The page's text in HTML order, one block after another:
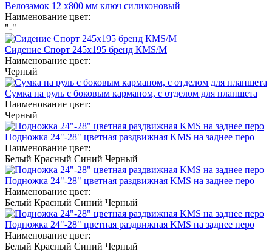
Велозамок 12 х800 мм ключ силиконовый
Наименование цвет:
"-"
Сидение Спорт 245х195 бренд КМS/M
Наименование цвет:
Черный
Сумка на руль с боковым карманом, с отделом для планшета
Наименование цвет:
Черный
Подножка 24"-28" цветная раздвижная KMS на заднее перо
Наименование цвет:
Белый Красный Синий Черный
Подножка 24"-28" цветная раздвижная KMS на заднее перо
Наименование цвет:
Белый Красный Синий Черный
Подножка 24"-28" цветная раздвижная KMS на заднее перо
Наименование цвет:
Белый Красный Синий Черный